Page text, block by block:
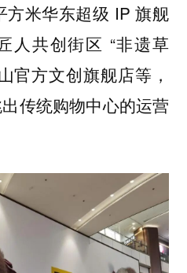
方米华东超级 IP 旗舰
人共创街区 “非遗草
官方文创旗舰店等，
传统购物中心的运营